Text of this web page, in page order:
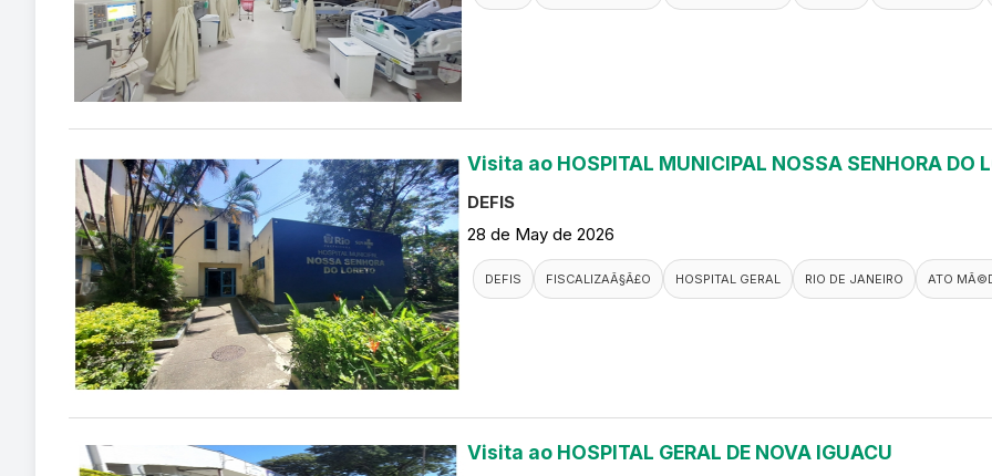
Visita ao HOSPITAL MUNICIPAL NOSSA SENHORA DO
DEFIS
28 de May de 2026
DEFIS FISCALIZAÃ§Ã£O HOSPITAL GERAL RIO DE JANEIRO ATO
Visita ao HOSPITAL GERAL DE NOVA IGUACU